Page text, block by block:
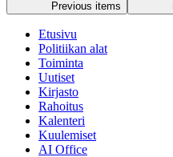
Previous items
Etusivu
Politiikan alat
Toiminta
Uutiset
Kirjasto
Rahoitus
Kalenteri
Kuulemiset
AI Office